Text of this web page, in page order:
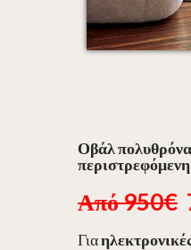
Οβάλ
Από 950€
Για